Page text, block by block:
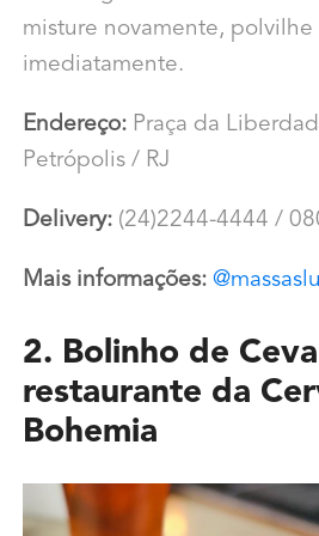
misture novamente, polvilhe
imediatamente.
Endereço:Praça da
Petrópolis / RJ
Delivery:(24)2244-4444 /
Mais informações:
2. Bolinho de
restaurante da
Bohemia